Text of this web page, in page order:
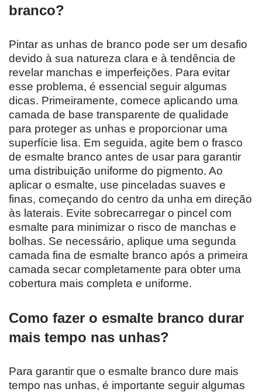
branco?
Pintar as unhas de branco pode ser um desafio
devido à sua natureza clara e à tendência de
revelar manchas e imperfeições. Para evitar
esse problema, é essencial seguir algumas
dicas. Primeiramente, comece aplicando uma
camada de base transparente de qualidade
para proteger as unhas e proporcionar uma
superfície lisa. Em seguida, agite bem o frasco
de esmalte branco antes de usar para garantir
uma distribuição uniforme do pigmento. Ao
aplicar o esmalte, use pinceladas suaves e
finas, começando do centro da unha em direção
às laterais. Evite sobrecarregar o pincel com
esmalte para minimizar o risco de manchas e
bolhas. Se necessário, aplique uma segunda
camada fina de esmalte branco após a primeira
camada secar completamente para obter uma
cobertura mais completa e uniforme.
Como fazer o esmalte branco durar
mais tempo nas unhas?
Para garantir que o esmalte branco dure mais
tempo nas unhas, é importante seguir algumas